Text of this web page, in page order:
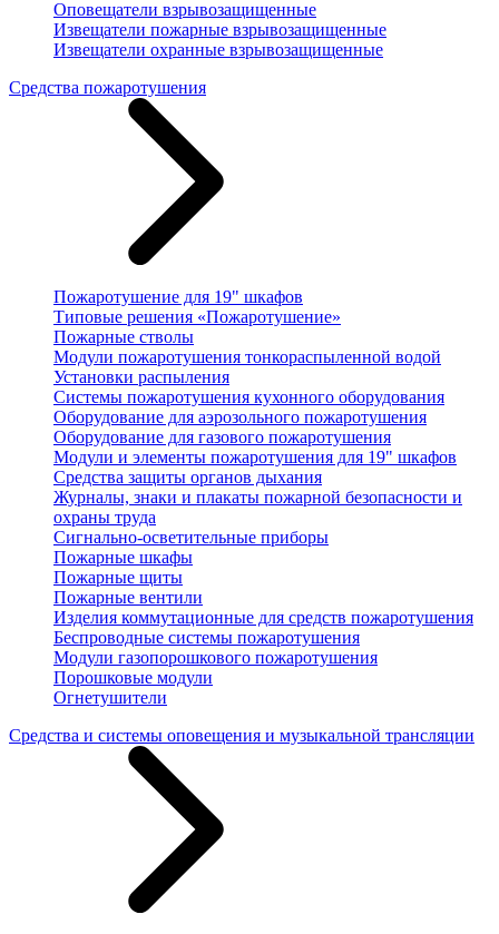
Оповещатели взрывозащищенные
Извещатели пожарные взрывозащищенные
Извещатели охранные взрывозащищенные
Средства пожаротушения
Пожаротушение для 19" шкафов
Типовые решения «Пожаротушение»
Пожарные стволы
Модули пожаротушения тонкораспыленной водой
Установки распыления
Системы пожаротушения кухонного оборудования
Оборудование для аэрозольного пожаротушения
Оборудование для газового пожаротушения
Модули и элементы пожаротушения для 19" шкафов
Средства защиты органов дыхания
Журналы, знаки и плакаты пожарной безопасности и
охраны труда
Сигнально-осветительные приборы
Пожарные шкафы
Пожарные щиты
Пожарные вентили
Изделия коммутационные для средств пожаротушения
Беспроводные системы пожаротушения
Модули газопорошкового пожаротушения
Порошковые модули
Огнетушители
Средства и системы оповещения и музыкальной трансляции